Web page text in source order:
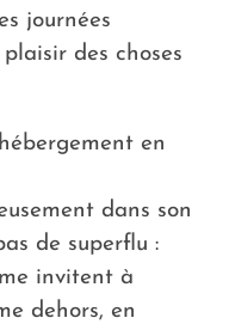
journées
des choses
en
dans son
de superflu :
invitent à
dehors, en